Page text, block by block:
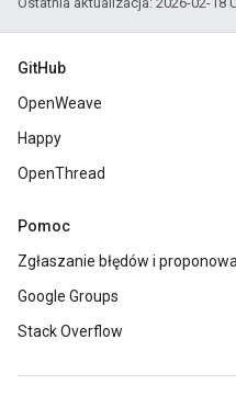
GitHub
OpenWeave
Happy
OpenThread
Pomoc
Zgłaszanie błędów i
Google Groups
Stack Overflow